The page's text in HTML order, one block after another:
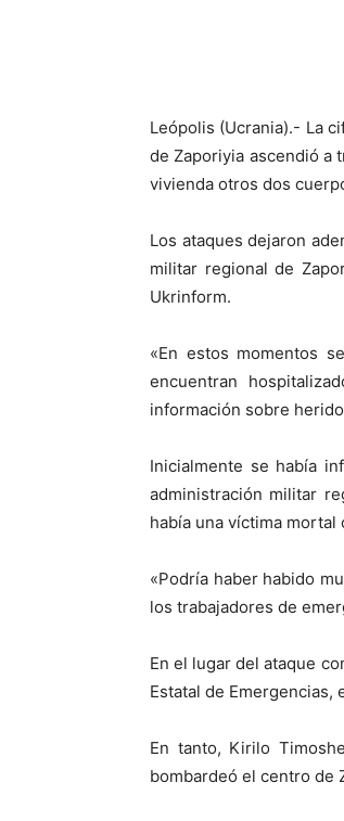
Leópolis (Ucrania).- La
de Zaporiyia ascendió a
vivienda otros dos
Los ataques dejaron
militar regional de
Ukrinform.
«En estos momentos
encuentran
información sobre
Inicialmente se había
administración militar
había una víctima mortal
«Podría haber habido
los trabajadores de
En el lugar del ataque
Estatal de
En tanto, Kirilo
bombardeó el centro de